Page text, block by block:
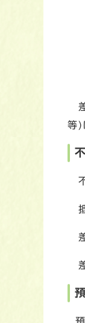
差
等)
不
抵
差
差